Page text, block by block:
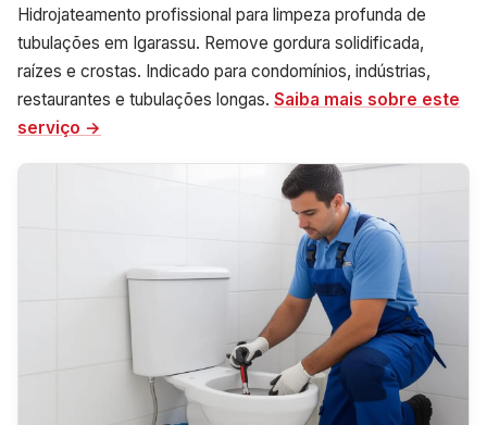
Hidrojateamento profissional para limpeza profunda de
tubulações em Igarassu. Remove gordura solidificada,
raízes e crostas. Indicado para condomínios, indústrias,
restaurantes e tubulações longas. Saiba mais sobre este
serviço →